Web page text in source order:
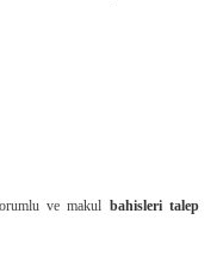
ve makul bahisleri talep